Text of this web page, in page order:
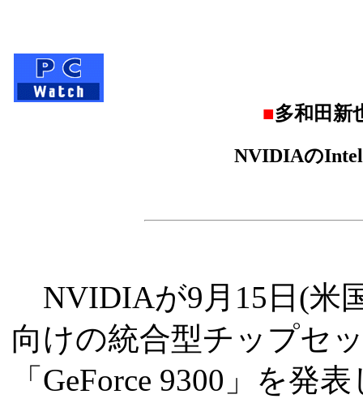
■多和田新
NVIDIAの
NVIDIAが9月15日(米
向けの統合型チップセ
「GeForce 9300」を発